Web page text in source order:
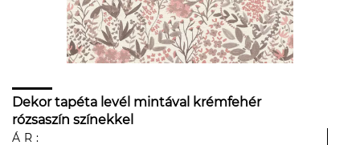
Dekor tapéta levél mintával krémfehér
rózsaszín színekkel
ÁR: